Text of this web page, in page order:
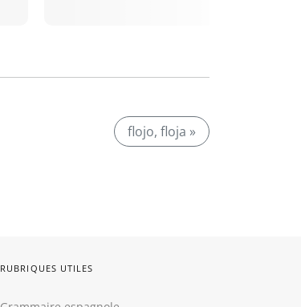
flojo, floja »
RUBRIQUES UTILES